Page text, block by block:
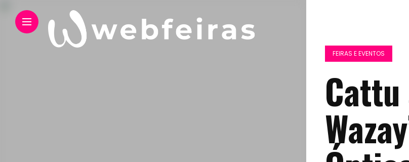
FEIRAS E EVENTOS